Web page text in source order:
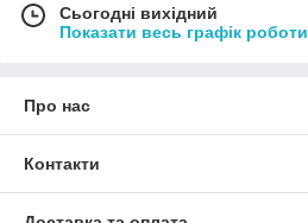
Сьогодні вихідний
Показати весь графік роботи
Про нас
Контакти